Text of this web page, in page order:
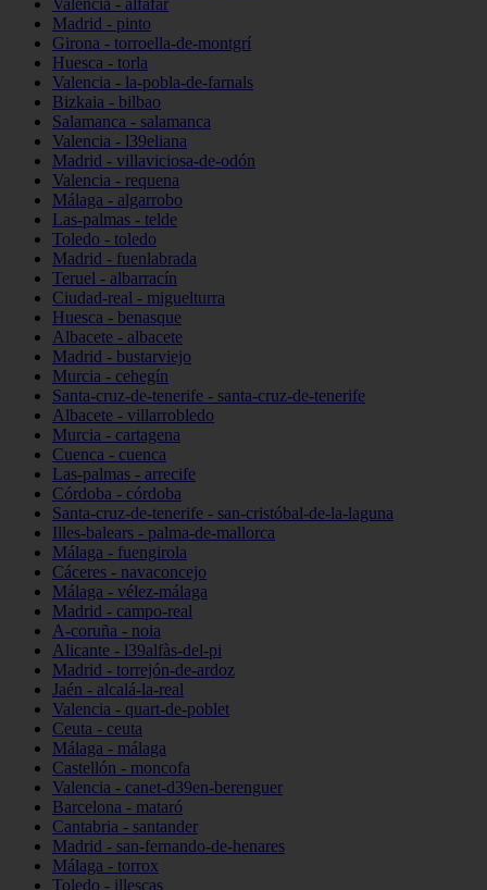
Valencia - alfafar
Madrid - pinto
Girona - torroella-de-montgrí
Huesca - torla
Valencia - la-pobla-de-farnals
Bizkaia - bilbao
Salamanca - salamanca
Valencia - l39eliana
Madrid - villaviciosa-de-odón
Valencia - requena
Málaga - algarrobo
Las-palmas - telde
Toledo - toledo
Madrid - fuenlabrada
Teruel - albarracín
Ciudad-real - miguelturra
Huesca - benasque
Albacete - albacete
Madrid - bustarviejo
Murcia - cehegín
Santa-cruz-de-tenerife - santa-cruz-de-tenerife
Albacete - villarrobledo
Murcia - cartagena
Cuenca - cuenca
Las-palmas - arrecife
Córdoba - córdoba
Santa-cruz-de-tenerife - san-cristóbal-de-la-laguna
Illes-balears - palma-de-mallorca
Málaga - fuengirola
Cáceres - navaconcejo
Málaga - vélez-málaga
Madrid - campo-real
A-coruña - noia
Alicante - l39alfàs-del-pi
Madrid - torrejón-de-ardoz
Jaén - alcalá-la-real
Valencia - quart-de-poblet
Ceuta - ceuta
Málaga - málaga
Castellón - moncofa
Valencia - canet-d39en-berenguer
Barcelona - mataró
Cantabria - santander
Madrid - san-fernando-de-henares
Málaga - torrox
Toledo - illescas